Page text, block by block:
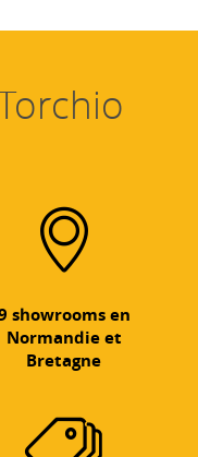
showrooms en
Normandie et
Bretagne